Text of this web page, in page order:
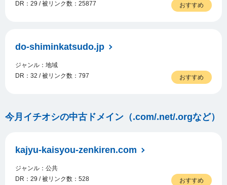
DR：29 / 被リンク数：25877
おすすめ
do-shiminkatsudo.jp
ジャンル：地域
DR：32 / 被リンク数：797
おすすめ
今月イチオシの中古ドメイン（.com/.net/.orgなど）
kajyu-kaisyou-zenkiren.com
ジャンル：公共
DR：29 / 被リンク数：528
おすすめ